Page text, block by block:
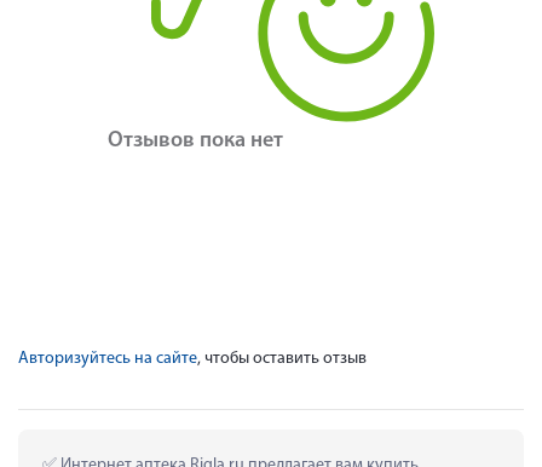
Отзывов пока нет
Авторизуйтесь на сайте, чтобы оставить отзыв